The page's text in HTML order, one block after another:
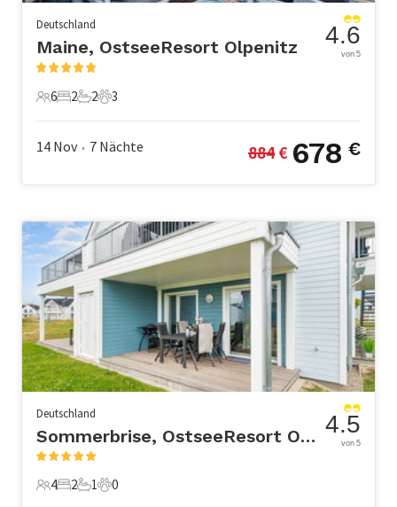
Deutschland
Maine, OstseeResort Olpenitz
6 Gäste
6
2 Schlafzimmer
2
2 Badezimmer
2
3 Haustiere
3
4.6
von 5
14 Nov • 7 Nächte 884 € 678 €
Deutschland
Sommerbrise, OstseeResort Olpenitz
4 Gäste
4
2 Schlafzimmer
2
1 Badezimmer
1
0 Haustiere
0
4.5
von 5